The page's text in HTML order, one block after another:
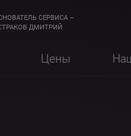
СЕРВИСА –
ДМИТРИЙ
Цены